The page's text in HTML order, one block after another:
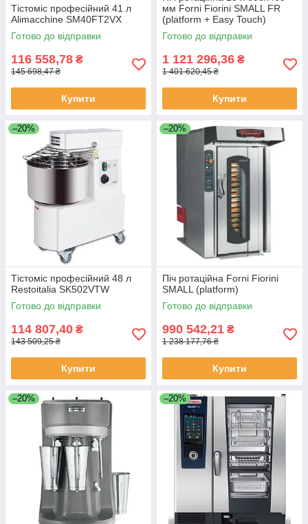
Тістоміс професійний 41 л
Alimacchine SM40FT2VX
Готово до відправки
116 558,78 ₴
145 698,47 ₴
Купити
мм Forni Fiorini SMALL FR
(platform + Easy Touch)
Готово до відправки
1 121 296,36 ₴
1 401 620,45 ₴
Купити
–20%
Тістоміс професійний 48 л
Restoitalia SK502VTW
Готово до відправки
114 807,40 ₴
143 509,25 ₴
Купити
–20%
Піч ротаційна Forni Fiorini
SMALL (platform)
Готово до відправки
990 542,21 ₴
1 238 177,76 ₴
Купити
–20% –20%